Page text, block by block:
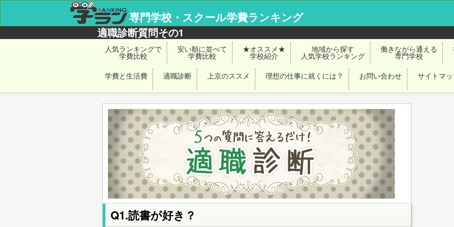
専門学校・スクール学費ランキング
適職診断質問その1
人気ランキングで
学費比較
安い順に並べて
学費比較
★オススメ★
学校紹介
地域から探す
人気学校ランキング
働きながら通える
専門学校
学費と生活費 適職診断 上京のススメ 理想の仕事に就くには？ お問い合わせ サイトマ
Q1.読書が好き？